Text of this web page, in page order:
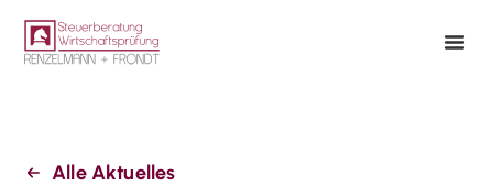
Alle Aktuelles